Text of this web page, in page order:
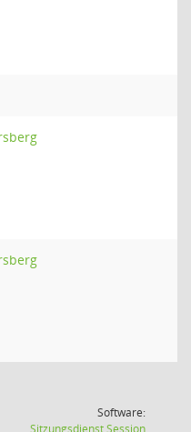
Software:
SitzungsdienstSession(Wird in